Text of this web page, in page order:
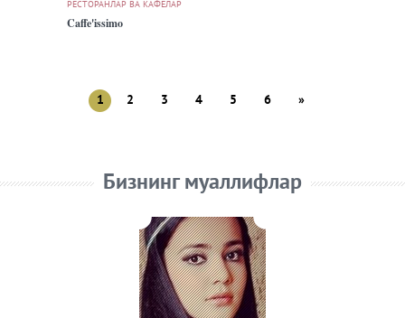
РЕСТОРАНЛАР ВА КАФЕЛАР
Caffe'issimo
1 2 3 4 5 6 »
Бизнинг муаллифлар